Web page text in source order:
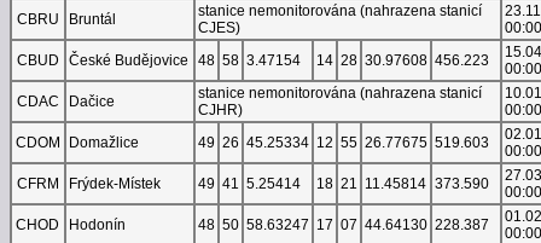
CBRU
Bruntál
stanice nemonitorována (nahrazena stanicí
CJES)
00:00
CBUD
České Budějovice 48 58 3.47154 14 28 30.97608 456.223
00:00
CDAC
Dačice
stanice nemonitorována (nahrazena stanicí
CJHR)
00:00
CDOM
Domažlice 49 26 45.25334 12 55 26.77675 519.603
00:00
CFRM
Frýdek-Místek 49 41 5.25414 18 21 11.45814 373.590
00:00
CHOD
Hodonín 48 50 58.63247 17 07 44.64130 228.387
00:00